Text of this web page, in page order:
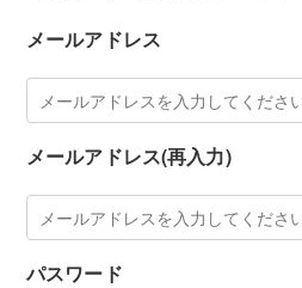
メールアドレス
メールアドレス(再入力)
パスワード